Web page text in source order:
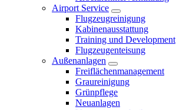
Airport Service
Flugzeugreinigung
Kabinenausstattung
Training und Development
Flugzeugenteisung
Außenanlagen
Freiflächenmanagement
Graureinigung
Grünpflege
Neuanlagen